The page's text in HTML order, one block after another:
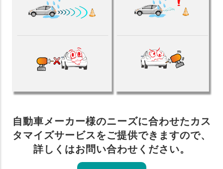
自動車メーカー様のニーズに合わせたカス
タマイズサービスをご提供できますので、
詳しくはお問い合わせください。